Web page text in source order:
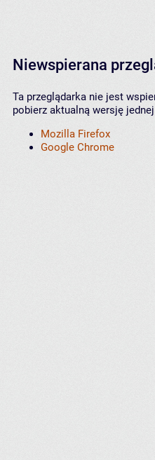
Niewspierana
Ta przeglądarka nie jest
pobierz aktualną wersję
Mozilla Firefox
Google Chrome